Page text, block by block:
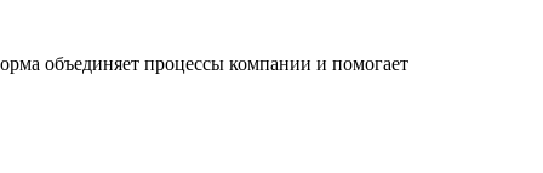
объединяет процессы компании и помогает